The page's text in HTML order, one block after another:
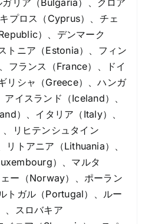
プロス（Cyprus）、チェ
）、デンマーク
トニア（Estonia）、フィン
フランス（France）、ドイ
リシャ（Greece）、ハンガ
イスランド（Iceland）、
）、イタリア（Italy）、
リヒテンシュタイン
リトアニア（Lithuania）、
）、マルタ
ェー（Norway）、ポーラン
トガル（Portugal）、ルー
、スロバキア